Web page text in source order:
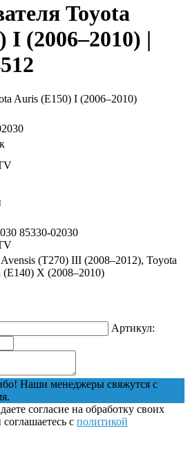
Toyota
I (2006–2010) |
85330-02030
(T270) III (2008–2012), Toyota
(E140) X (2008–2010)
Артикул:
Наши менеджеры свяжутся с
согласие на обработку своих
с политикой